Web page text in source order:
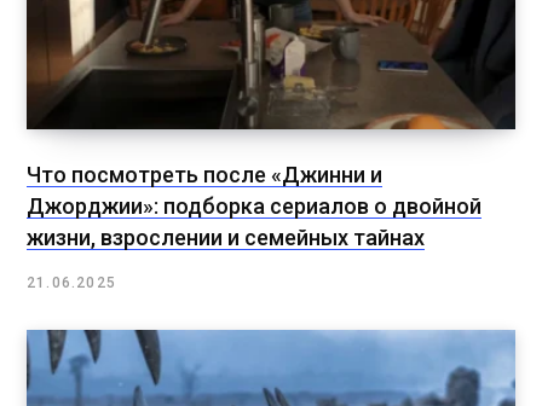
Что посмотреть после «Джинни и
Джорджии»: подборка сериалов о двойной
жизни, взрослении и семейных тайнах
21.06.2025